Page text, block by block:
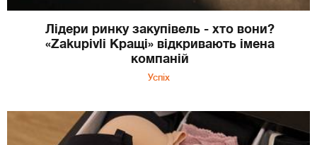
Лідери ринку закупівель - хто вони?
«Zakupivli Кращі» відкривають імена
компаній
Успіх